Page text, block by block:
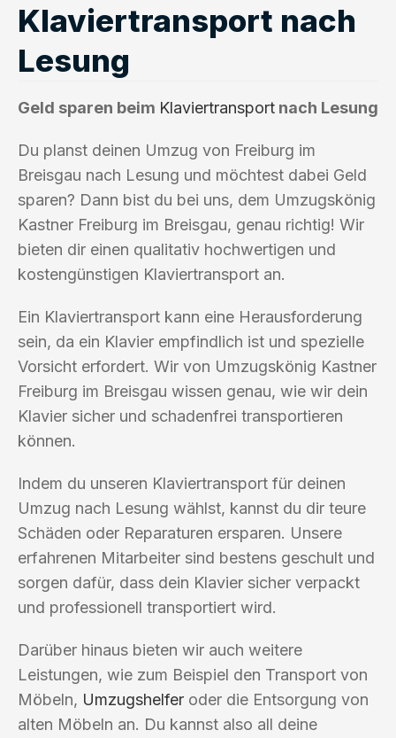
Klaviertransport nach
Lesung
Geld sparen beim Klaviertransport nach Lesung
Du planst deinen Umzug von Freiburg im
Breisgau nach Lesung und möchtest dabei Geld
sparen? Dann bist du bei uns, dem Umzugskönig
Kastner Freiburg im Breisgau, genau richtig! Wir
bieten dir einen qualitativ hochwertigen und
kostengünstigen Klaviertransport an.
Ein Klaviertransport kann eine Herausforderung
sein, da ein Klavier empfindlich ist und spezielle
Vorsicht erfordert. Wir von Umzugskönig Kastner
Freiburg im Breisgau wissen genau, wie wir dein
Klavier sicher und schadenfrei transportieren
können.
Indem du unseren Klaviertransport für deinen
Umzug nach Lesung wählst, kannst du dir teure
Schäden oder Reparaturen ersparen. Unsere
erfahrenen Mitarbeiter sind bestens geschult und
sorgen dafür, dass dein Klavier sicher verpackt
und professionell transportiert wird.
Darüber hinaus bieten wir auch weitere
Leistungen, wie zum Beispiel den Transport von
Möbeln, Umzugshelfer oder die Entsorgung von
alten Möbeln an. Du kannst also all deine